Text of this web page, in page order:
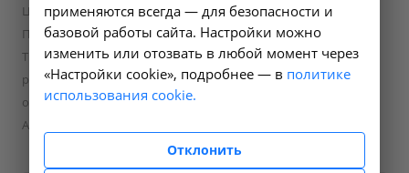
Цены в Ангарске — Скорая медицинская помощь —
Прочие медицинские услуги —
Транспортировка пациента в сопровождении медицинского
работника в медицинскую организацию/из медицинской
организации (с подъемом и спуском пациента на - 23.27 в
Ангарске
применяются всегда — для безопасности и
базовой работы сайта. Настройки можно
изменить или отозвать в любой момент через
«Настройки cookie», подробнее — в политике
использования cookie.
Отклонить